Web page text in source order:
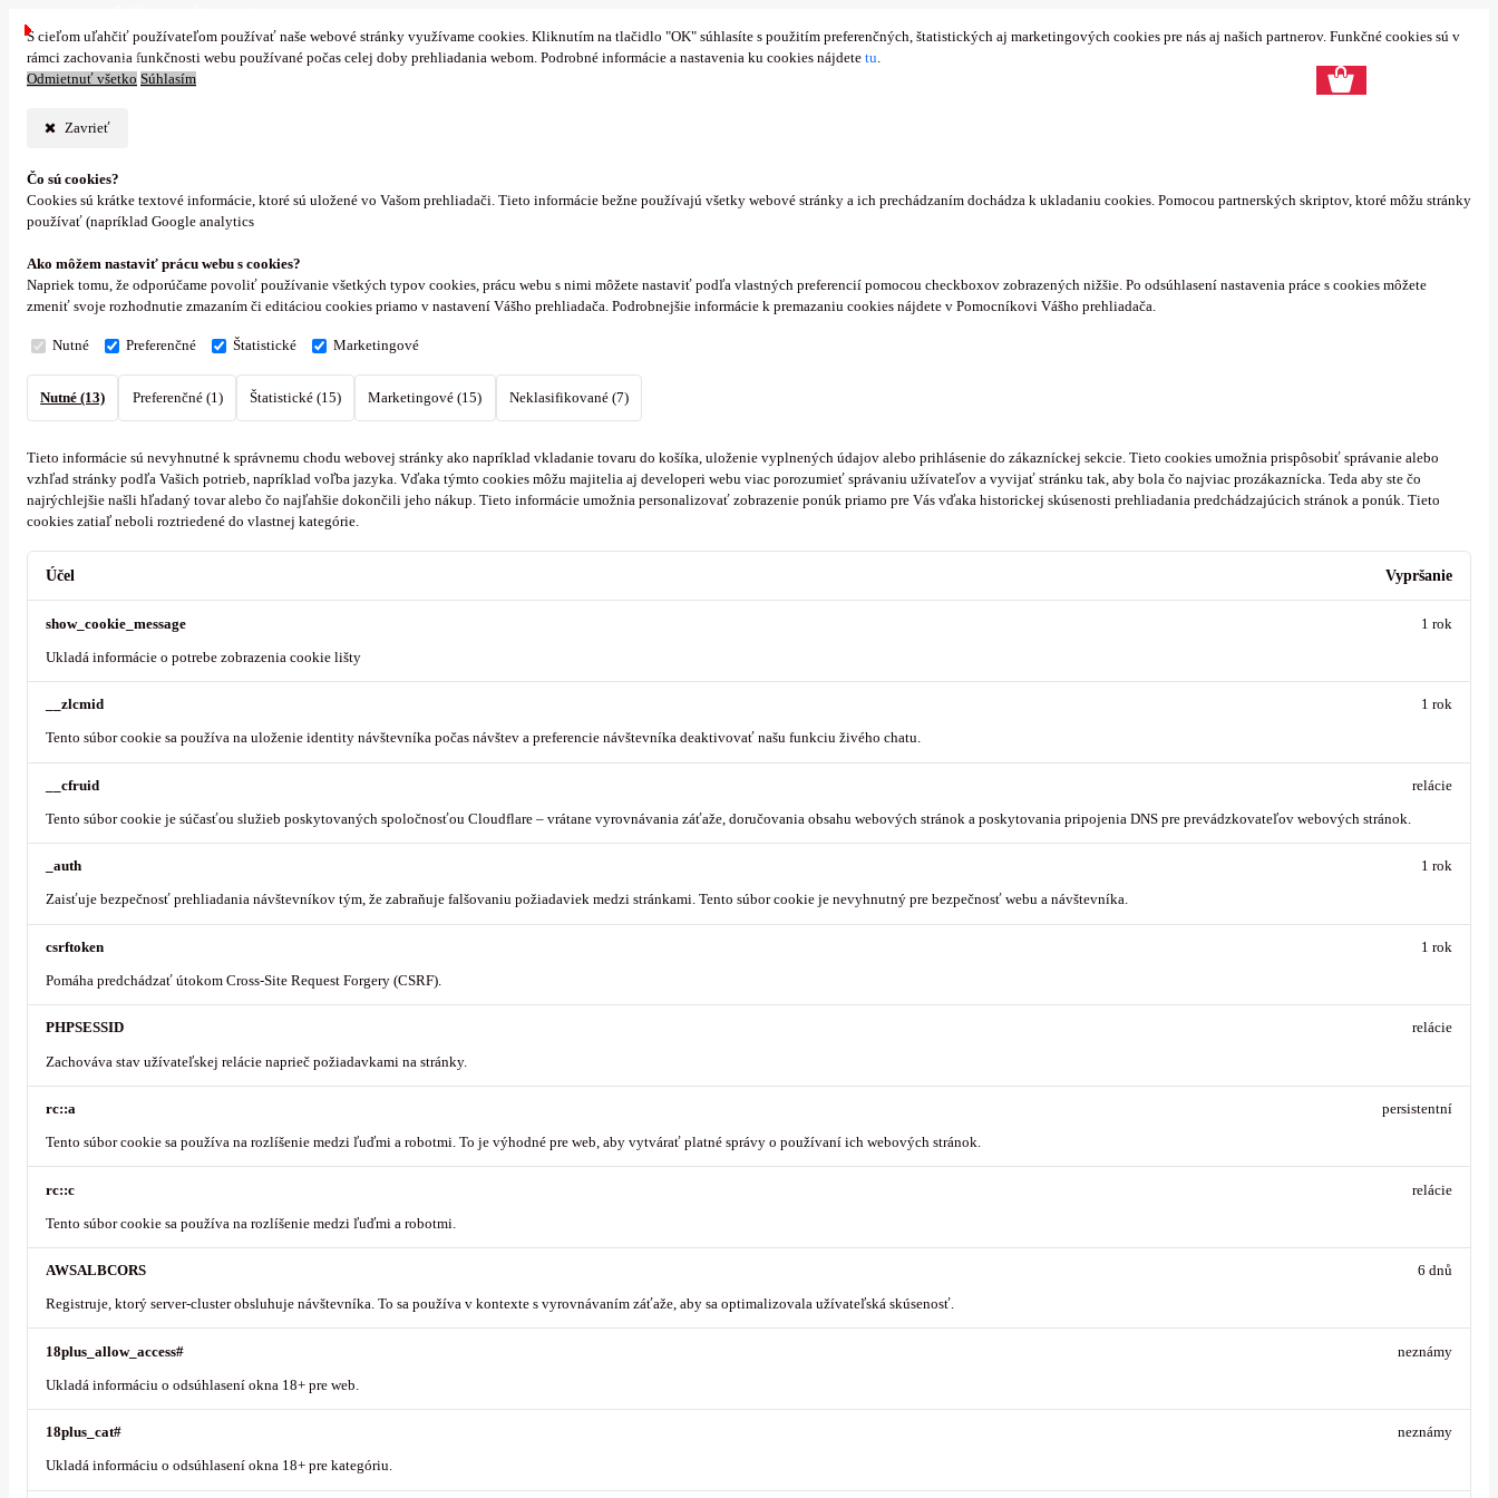
S cieľom uľahčiť používateľom používať naše webové stránky využívame cookies. Kliknutím na tlačidlo "OK" súhlasíte s použitím preferenčných, štatistických aj marketingových cookies pre nás aj našich partnerov. Funkčné cookies sú v
rámci zachovania funkčnosti webu používané počas celej doby prehliadania webom. Podrobné informácie a nastavenia ku cookies nájdete tu.
Odmietnuť všetko Súhlasím
Zavrieť
Čo sú cookies?
Cookies sú krátke textové informácie, ktoré sú uložené vo Vašom prehliadači. Tieto informácie bežne používajú všetky webové stránky a ich prechádzaním dochádza k ukladaniu cookies. Pomocou partnerských skriptov, ktoré môžu stránky
používať (napríklad Google analytics
Ako môžem nastaviť prácu webu s cookies?
Napriek tomu, že odporúčame povoliť používanie všetkých typov cookies, prácu webu s nimi môžete nastaviť podľa vlastných preferencií pomocou checkboxov zobrazených nižšie. Po odsúhlasení nastavenia práce s cookies môžete
zmeniť svoje rozhodnutie zmazaním či editáciou cookies priamo v nastavení Vášho prehliadača. Podrobnejšie informácie k premazaniu cookies nájdete v Pomocníkovi Vášho prehliadača.
Nutné Preferenčné Štatistické Marketingové
Nutné (13) Preferenčné (1) Štatistické (15) Marketingové (15) Neklasifikované (7)
Tieto informácie sú nevyhnutné k správnemu chodu webovej stránky ako napríklad vkladanie tovaru do košíka, uloženie vyplnených údajov alebo prihlásenie do zákazníckej sekcie. Tieto cookies umožnia prispôsobiť správanie alebo
vzhľad stránky podľa Vašich potrieb, napríklad voľba jazyka. Vďaka týmto cookies môžu majitelia aj developeri webu viac porozumieť správaniu užívateľov a vyvijať stránku tak, aby bola čo najviac prozákaznícka. Teda aby ste čo
najrýchlejšie našli hľadaný tovar alebo čo najľahšie dokončili jeho nákup. Tieto informácie umožnia personalizovať zobrazenie ponúk priamo pre Vás vďaka historickej skúsenosti prehliadania predchádzajúcich stránok a ponúk. Tieto
cookies zatiaľ neboli roztriedené do vlastnej kategórie.
Účel Vypršanie
show_cookie_message
Ukladá informácie o potrebe zobrazenia cookie lišty
1 rok
__zlcmid
Tento súbor cookie sa používa na uloženie identity návštevníka počas návštev a preferencie návštevníka deaktivovať našu funkciu živého chatu.
1 rok
__cfruid
Tento súbor cookie je súčasťou služieb poskytovaných spoločnosťou Cloudflare – vrátane vyrovnávania záťaže, doručovania obsahu webových stránok a poskytovania pripojenia DNS pre prevádzkovateľov webových stránok.
relácie
_auth
Zaisťuje bezpečnosť prehliadania návštevníkov tým, že zabraňuje falšovaniu požiadaviek medzi stránkami. Tento súbor cookie je nevyhnutný pre bezpečnosť webu a návštevníka.
1 rok
csrftoken
Pomáha predchádzať útokom Cross-Site Request Forgery (CSRF).
1 rok
PHPSESSID
Zachováva stav užívateľskej relácie naprieč požiadavkami na stránky.
relácie
rc::a
Tento súbor cookie sa používa na rozlíšenie medzi ľuďmi a robotmi. To je výhodné pre web, aby vytvárať platné správy o používaní ich webových stránok.
persistentní
rc::c
Tento súbor cookie sa používa na rozlíšenie medzi ľuďmi a robotmi.
relácie
AWSALBCORS
Registruje, ktorý server-cluster obsluhuje návštevníka. To sa používa v kontexte s vyrovnávaním záťaže, aby sa optimalizovala užívateľská skúsenosť.
6 dnů
18plus_allow_access#
Ukladá informáciu o odsúhlasení okna 18+ pre web.
neznámy
18plus_cat#
Ukladá informáciu o odsúhlasení okna 18+ pre kategóriu.
neznámy
0 ks